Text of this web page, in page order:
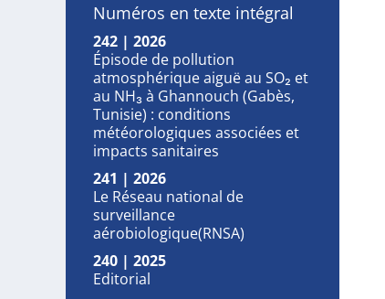
Numéros en texte intégral
242 | 2026
Épisode de pollution
atmosphérique aiguë au SO₂ et
au NH₃ à Ghannouch (Gabès,
Tunisie) : conditions
météorologiques associées et
impacts sanitaires
241 | 2026
Le Réseau national de
surveillance
aérobiologique(RNSA)
240 | 2025
Editorial